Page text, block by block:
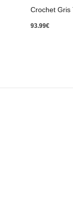
Crochet Gris
93.99€